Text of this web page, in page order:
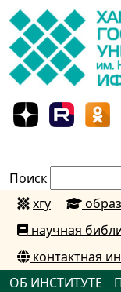
Поиск
хгу
научная
контактная
ОБ ИНСТИТУТЕ